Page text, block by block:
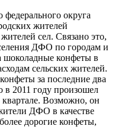
федерального округа
жителей
сел. Связано это,
ДФО по городам и
шоколадные конфеты в
сельских жителей.
за последние два
в 2011 году произошел
квартале. Возможно, он
ДФО в качестве
дорогие конфеты,